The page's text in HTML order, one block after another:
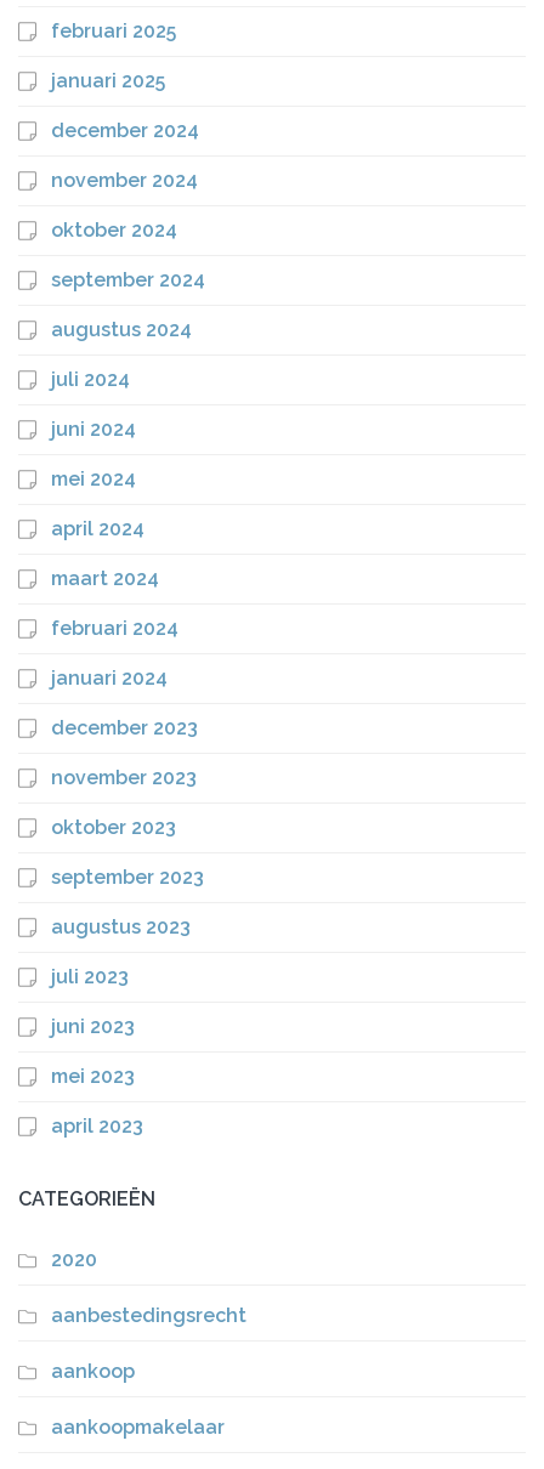
februari 2025
januari 2025
december 2024
november 2024
oktober 2024
september 2024
augustus 2024
juli 2024
juni 2024
mei 2024
april 2024
maart 2024
februari 2024
januari 2024
december 2023
november 2023
oktober 2023
september 2023
augustus 2023
juli 2023
juni 2023
mei 2023
april 2023
CATEGORIEËN
2020
aanbestedingsrecht
aankoop
aankoopmakelaar